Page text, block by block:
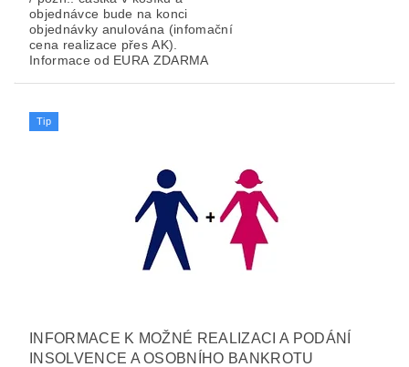
objednávce bude na konci
objednávky anulována (infomační
cena realizace přes AK).
Informace od EURA ZDARMA
Tip
INFORMACE K MOŽNÉ REALIZACI A PODÁNÍ
INSOLVENCE A OSOBNÍHO BANKROTU